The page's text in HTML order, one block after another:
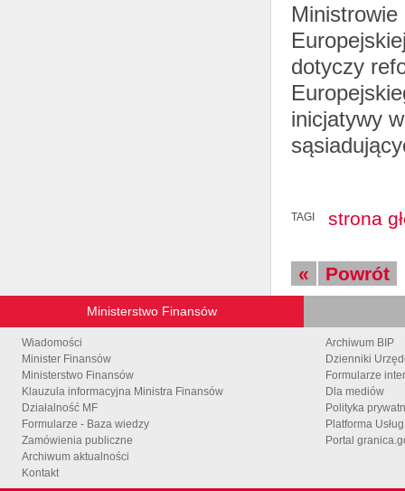
dotyczy
inicjatywy
TAGI strona
« Powrót
Ministerstwo Finansów
Wiadomości
Minister Finansów
Ministerstwo Finansów
Klauzula informacyjna Ministra Finansów
Działalność MF
Formularze - Baza wiedzy
Zamówienia publiczne
Archiwum aktualności
Kontakt
Archiwum BIP
Dzienniki
Formularze
Dla mediów
Polityka
Platforma
Portal